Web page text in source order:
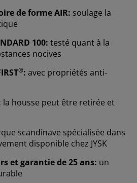
de forme AIR: soulage la
100: testé quant à la
nocives
®: avec propriétés anti-
la housse peut être retirée et
scandinave spécialisée dans
disponible chez JYSK
et garantie de 25 ans: un
votre expérience
des cookies et des